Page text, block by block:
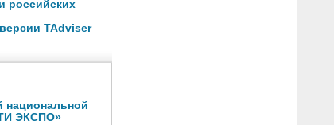
российских
TAdviser
национальной
ЭКСПО»